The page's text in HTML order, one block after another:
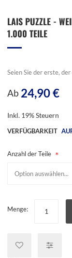
Anfang
der
LAIS PUZZLE -
1.000 TEILE
Seien Sie der erste,
Ab 24,90 €
Inkl. 19% Steuern
VERFÜGBARKEIT
Anzahl der Teile
Menge: